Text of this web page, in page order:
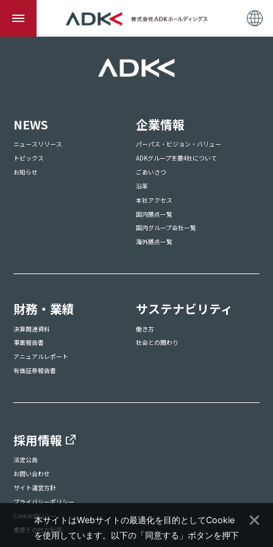
NEWS
ニュースリリース
トピックス
お知らせ
企業情報
パーパス・ビジョン・バリュー
ADKグループ主要4社について
ごあいさつ
沿革
本社アクセス
国内拠点一覧
国内グループ会社一覧
海外拠点一覧
財務・業績
決算関連資料
事業報告書
アニュアルレポート
有価証券報告書
サステナビリティ
働き方
社会との関わり
採用情報
法定公告
お問い合わせ
サイト運営方針
プライバシーポリシー
Cookieポリシー
憲章その他方針等
本サイトはWebサイトの最適化を目的としてCookie
を使用しています。以下の「同意する」ボタンを押下